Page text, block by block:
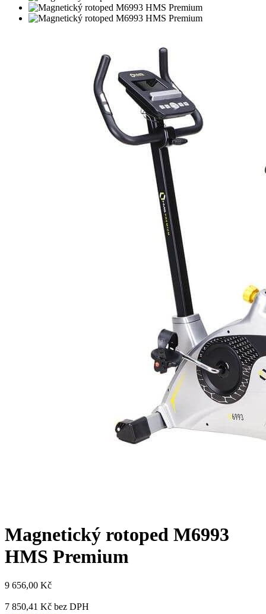
Magnetický rotoped M6993
HMS Premium
9 656,00 Kč
7 850,41 Kč bez DPH